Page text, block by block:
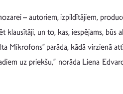
– autoriem, izpildītājiem,
un to, kas, iespējams, būs
Mikrofons” parāda, kādā virzienā
uz priekšu,” norāda Liena